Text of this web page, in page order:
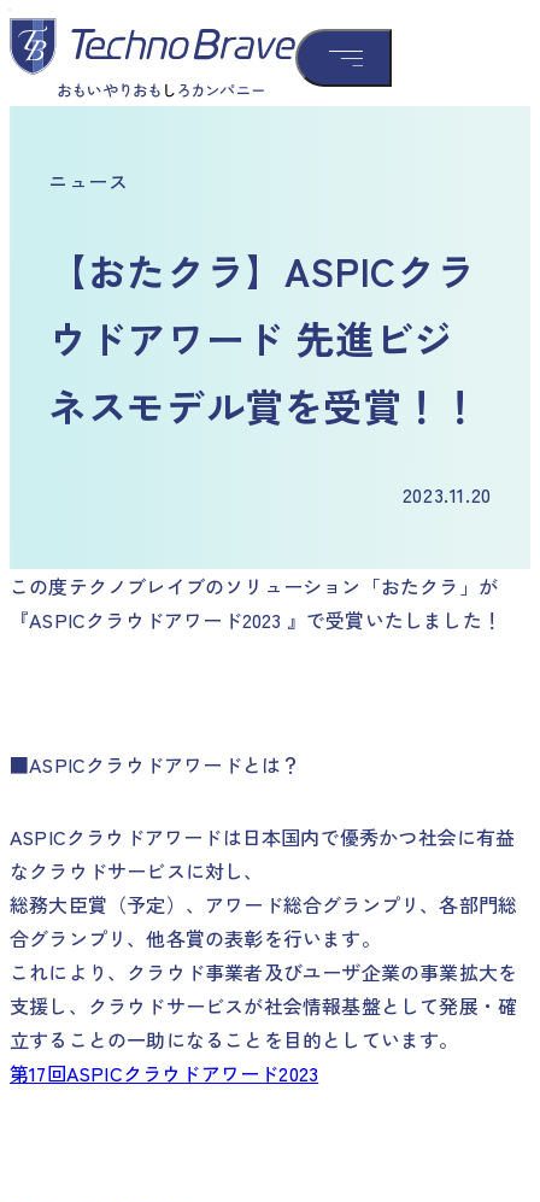
ニュース
【おたクラ】ASPICクラ
ウドアワード 先進ビジ
ネスモデル賞を受賞！！
2023.11.20
この度テクノブレイブのソリューション「おたクラ」が
『ASPICクラウドアワード2023 』で受賞いたしました！
■ASPICクラウドアワードとは？
ASPICクラウドアワードは日本国内で優秀かつ社会に有益
なクラウドサービスに対し、
総務大臣賞（予定）、アワード総合グランプリ、各部門総
合グランプリ、他各賞の表彰を行います。
これにより、クラウド事業者及びユーザ企業の事業拡大を
支援し、クラウドサービスが社会情報基盤として発展・確
立することの一助になることを目的としています。
第17回ASPICクラウドアワード2023